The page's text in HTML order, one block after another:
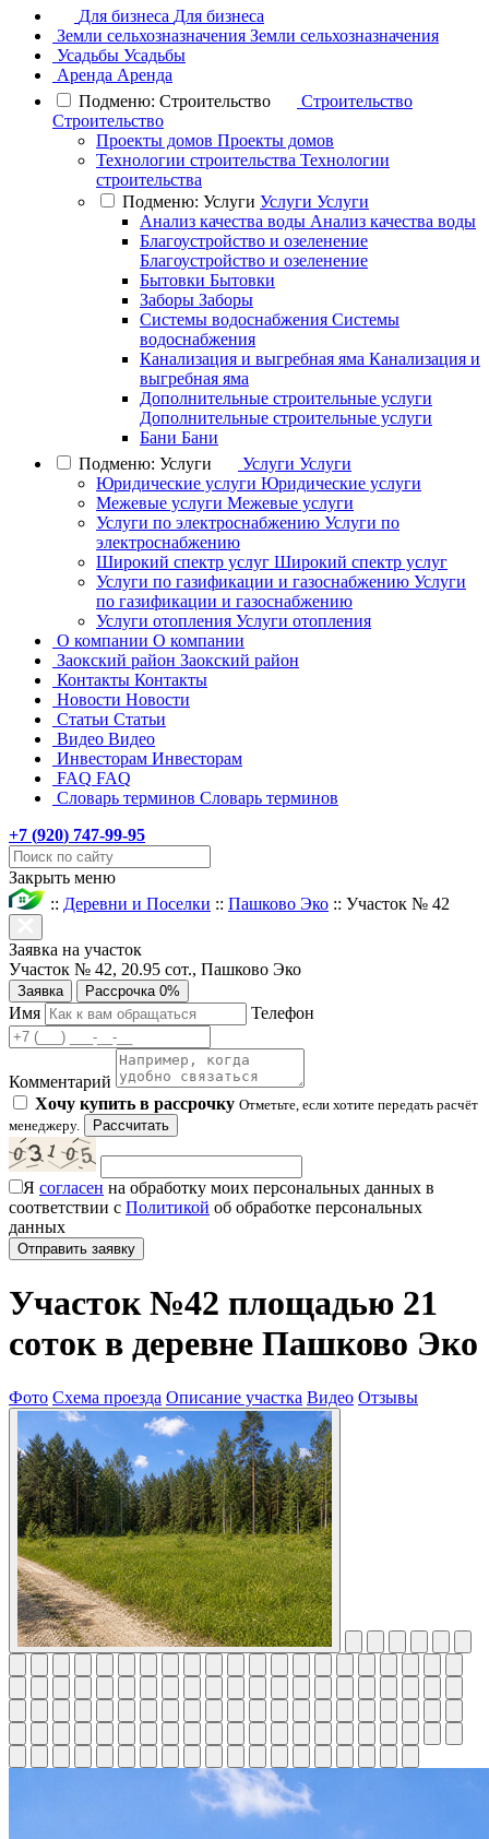
Для бизнеса Для бизнеса
Земли сельхозназначения Земли сельхозназначения
Усадьбы Усадьбы
Аренда Аренда
Подменю: Строительство
Строительство
Строительство
Проекты домов Проекты домов
Технологии строительства Технологии
строительства
Подменю: Услуги Услуги Услуги
Анализ качества воды Анализ качества воды
Благоустройство и озеленение
Благоустройство и озеленение
Бытовки Бытовки
Заборы Заборы
Системы водоснабжения Системы
водоснабжения
Канализация и выгребная яма Канализация и
выгребная яма
Дополнительные строительные услуги
Дополнительные строительные услуги
Бани Бани
Подменю: Услуги
Услуги Услуги
Юридические услуги Юридические услуги
Межевые услуги Межевые услуги
Услуги по электроснабжению Услуги по
электроснабжению
Широкий спектр услуг Широкий спектр услуг
Услуги по газификации и газоснабжению Услуги
по газификации и газоснабжению
Услуги отопления Услуги отопления
О компании О компании
Заокский район Заокский район
Контакты Контакты
Новости Новости
Статьи Статьи
Видео Видео
Инвесторам Инвесторам
FAQ FAQ
Словарь терминов Словарь терминов
+7 (920) 747-99-95
Закрыть меню
:: Деревни и Поселки :: Пашково Эко :: Участок № 42
Заявка на участок
Участок № 42, 20.95 сот., Пашково Эко
Заявка Рассрочка 0%
Имя Телефон
Комментарий
Хочу купить в рассрочку Отметьте, если хотите передать расчёт
менеджеру.
Рассчитать
Я согласен на обработку моих персональных данных в
соответствии с Политикой об обработке персональных
данных
Участок №42 площадью 21
соток в деревне Пашково Эко
Фото Схема проезда Описание участка Видео Отзывы